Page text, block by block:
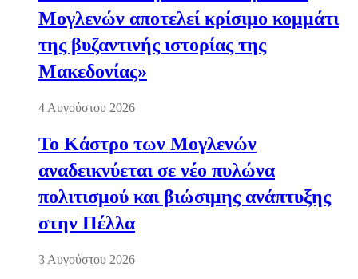
Μογλενών αποτελεί κρίσιμο κομμάτι
της βυζαντινής ιστορίας της
Μακεδονίας»
4 Αυγούστου 2026
Το Κάστρο των Μογλενών
αναδεικνύεται σε νέο πυλώνα
πολιτισμού και βιώσιμης ανάπτυξης
στην Πέλλα
3 Αυγούστου 2026